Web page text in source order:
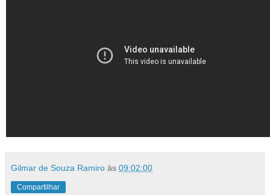
Gilmar de Souza Ramiro às 09:02:00
Compartilhar